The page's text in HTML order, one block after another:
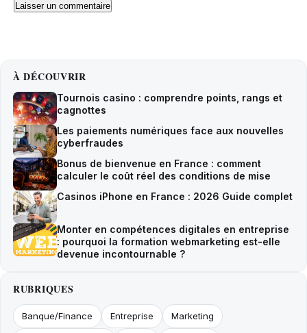
À DÉCOUVRIR
Tournois casino : comprendre points, rangs et
cagnottes
Les paiements numériques face aux nouvelles
cyberfraudes
Bonus de bienvenue en France : comment
calculer le coût réel des conditions de mise
Casinos iPhone en France : 2026 Guide complet
Monter en compétences digitales en entreprise
: pourquoi la formation webmarketing est-elle
devenue incontournable ?
RUBRIQUES
Banque/Finance Entreprise Marketing